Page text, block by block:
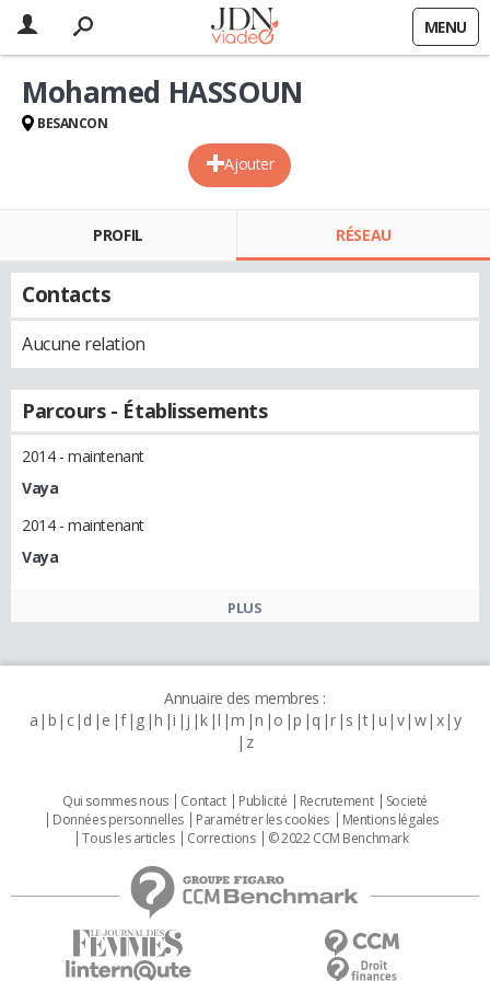
MENU
Ajouter
Mohamed HASSOUN
BESANCON
PROFIL RÉSEAU
Contacts
Aucune relation
Parcours - Établissements
2014 - maintenant
Vaya
2014 - maintenant
Vaya
PLUS
Annuaire des membres :
a b c d e f g h i j k l m n o p q r s t u v w x y
z
Qui sommes nous Contact Publicité Recrutement
Societé
Données personnelles
Paramétrer les cookies
Mentions légales
Tous les articles
Corrections © 2022 CCM Benchmark